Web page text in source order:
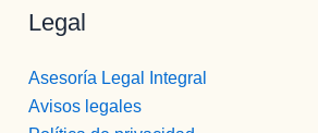
Legal
Asesoría Legal Integral
Avisos legales